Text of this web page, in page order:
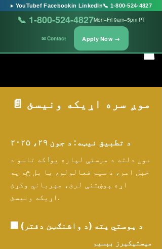
📄 موږ سره اړیکه ونیسئ
د تطبیق نیټه: د جون ۲۹، ۲۰۲۵
موږ دلته د مرستې لپاره یو! که تاسو د
خپل امر، د سیم فعالولو، یا بل څه په
اړه پوښتنې لرئ، مهرباني وکړئ
اړیکه ونیسئ.
🏢 د پوستي پته (د واشنګټن دفتر)
میستیکیرز بېسیم
▶ YouTubef Facebookin LinkedIn📞 1-800-524-4827
📞 1-800-524-4827Mon–Fri 9am–5pm PT
✉ Contact Apply Now →